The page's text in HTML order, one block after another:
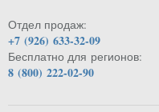
Отдел продаж:
+7 (926) 633-32-09
Бесплатно для регионов:
8 (800) 222-02-90